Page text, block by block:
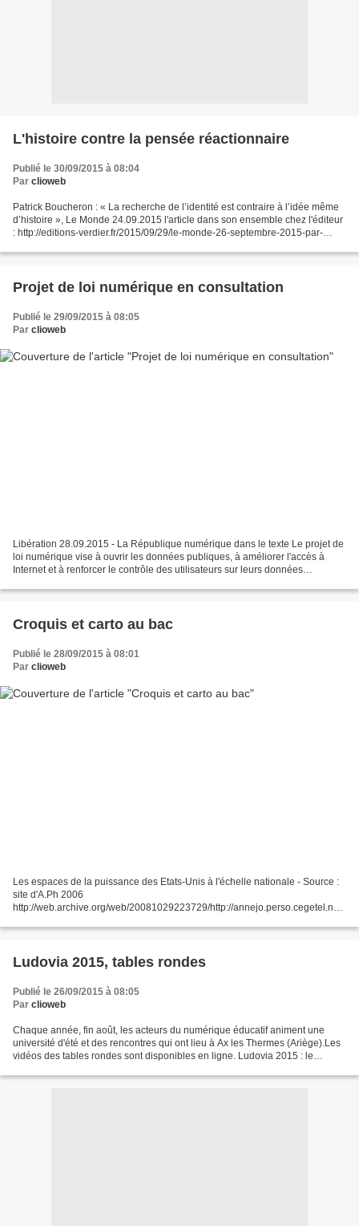
L'histoire contre la pensée réactionnaire
Publié le 30/09/2015 à 08:04
Par clioweb
Patrick Boucheron : « La recherche de l’identité est contraire à l’idée même
d’histoire », Le Monde 24.09.2015 l'article dans son ensemble chez l'éditeur
: http://editions-verdier.fr/2015/09/29/le-monde-26-septembre-2015-par-
boucheron-la-recherche-de-l-identite-est-contraire-a-l-idee-meme-d-
Projet de loi numérique en consultation
Publié le 29/09/2015 à 08:05
Par clioweb
Libération 28.09.2015 - La République numérique dans le texte Le projet de
loi numérique vise à ouvrir les données publiques, à améliorer l'accès à
Internet et à renforcer le contrôle des utilisateurs sur leurs données
heure-du-changement_1391110...
Croquis et carto au bac
Publié le 28/09/2015 à 08:01
Par clioweb
Les espaces de la puissance des Etats-Unis à l'échelle nationale - Source :
site d'A.Ph 2006
http://web.archive.org/web/20081029223729/http://annejo.perso.cegetel.net/
prendra la...
Ludovia 2015, tables rondes
Publié le 26/09/2015 à 08:05
Par clioweb
Chaque année, fin août, les acteurs du numérique éducatif animent une
université d'été et des rencontres qui ont lieu à Ax les Thermes (Ariège).Les
vidéos des tables rondes sont disponibles en ligne. Ludovia 2015 : le